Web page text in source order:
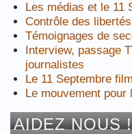
Les médias et le 11
Contrôle des
Témoignages de
Interview, passage
journalistes
Le 11 Septembre
Le mouvement
AIDEZ NOUS !